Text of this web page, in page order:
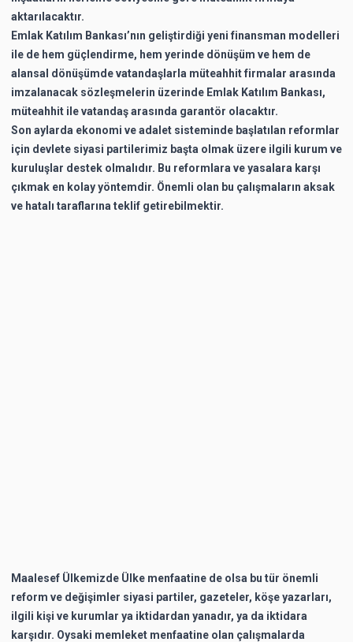
aktarılacaktır.
Emlak Katılım Bankası’nın geliştirdiği yeni finansman modelleri
ile de hem güçlendirme, hem yerinde dönüşüm ve hem de
alansal dönüşümde vatandaşlarla müteahhit firmalar arasında
imzalanacak sözleşmelerin üzerinde Emlak Katılım Bankası,
müteahhit ile vatandaş arasında garantör olacaktır.
Son aylarda ekonomi ve adalet sisteminde başlatılan reformlar
için devlete siyasi partilerimiz başta olmak üzere ilgili kurum ve
kuruluşlar destek olmalıdır. Bu reformlara ve yasalara karşı
çıkmak en kolay yöntemdir. Önemli olan bu çalışmaların aksak
ve hatalı taraflarına teklif getirebilmektir.
Maalesef Ülkemizde Ülke menfaatine de olsa bu tür önemli
reform ve değişimler siyasi partiler, gazeteler, köşe yazarları,
ilgili kişi ve kurumlar ya iktidardan yanadır, ya da iktidara
karşıdır. Oysaki memleket menfaatine olan çalışmalarda